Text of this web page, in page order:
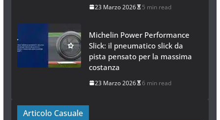
23 Marzo 2026 5 min read
Michelin Power Performance
Slick: il pneumatico slick da
pista pensato per la massima
costanza
23 Marzo 2026 6 min read
Articolo Casuale